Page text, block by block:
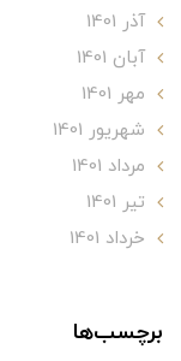
آذر 1401
آبان 1401
مهر 1401
شهریور 1401
مرداد 1401
تير 1401
خرداد 1401
برچسب‌ها